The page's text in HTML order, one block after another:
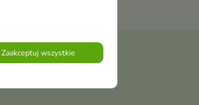
Zaakceptuj wszystkie